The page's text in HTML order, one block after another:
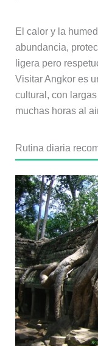
El calor y la
abundancia,
ligera pero
Visitar Angkor es
cultural, con
muchas horas al
Rutina diaria